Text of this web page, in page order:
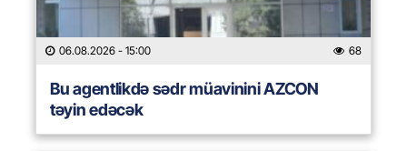
06.08.2026 - 15:00 68
Bu agentlikdə sədr müavinini AZCON
təyin edəcək